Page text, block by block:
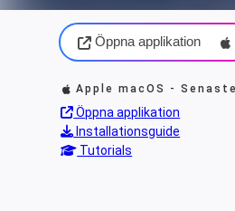
Öppna applikation
Apple macOS -
Öppna applikation
Installationsguide
Tutorials